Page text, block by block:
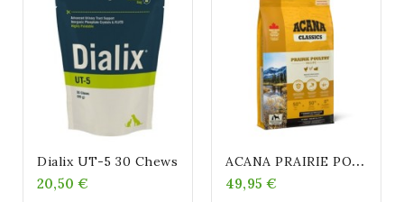
Dialix UT-5 30 Chews
20,50 €
A
CANA PRAIRIE POULTRY RECIPE TAMAÑO ENVASE (((9.7 KG)))
49,95 €